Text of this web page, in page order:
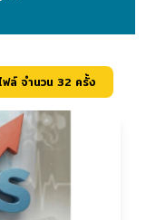
ฟล์ จำนวน 32 ครั้ง